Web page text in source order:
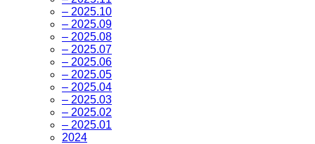
– 2025.10
– 2025.09
– 2025.08
– 2025.07
– 2025.06
– 2025.05
– 2025.04
– 2025.03
– 2025.02
– 2025.01
2024